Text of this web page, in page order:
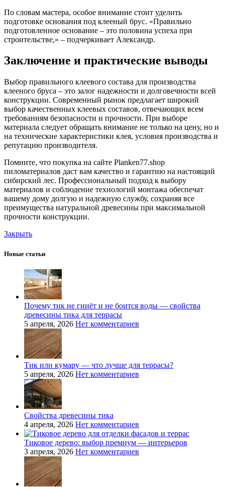
По словам мастера, особое внимание стоит уделить
подготовке основания под клееный брус. «Правильно
подготовленное основание – это половина успеха при
строительстве,» – подчеркивает Александр.
Заключение и практические выводы
Выбор правильного клеевого состава для производства
клееного бруса – это залог надежности и долговечности всей
конструкции. Современный рынок предлагает широкий
выбор качественных клеевых составов, отвечающих всем
требованиям безопасности и прочности. При выборе
материала следует обращать внимание не только на цену, но и
на технические характеристики клея, условия производства и
репутацию производителя.
Помните, что покупка на сайте Planken77.shop
пиломатериалов даст вам качество и гарантию на настоящий
сибирский лес. Профессиональный подход к выбору
материалов и соблюдение технологий монтажа обеспечат
вашему дому долгую и надежную службу, сохраняя все
преимущества натуральной древесины при максимальной
прочности конструкции.
Закрыть
Новые статьи
Почему тик не гниёт и не боится воды — свойства
древесины тика для террасы
5 апреля, 2026 Нет комментариев
Тик или кумару — что лучше для террасы?
5 апреля, 2026 Нет комментариев
Свойства древесины тика
4 апреля, 2026 Нет комментариев
Тиковое дерево: выбор премиум — интерьеров
3 апреля, 2026 Нет комментариев